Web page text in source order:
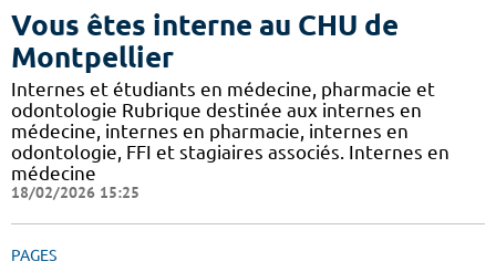
Vous êtes interne au CHU de
Montpellier
Internes et étudiants en médecine, pharmacie et
odontologie Rubrique destinée aux internes en
médecine, internes en pharmacie, internes en
odontologie, FFI et stagiaires associés. Internes en
médecine
18/02/2026 15:25
PAGES